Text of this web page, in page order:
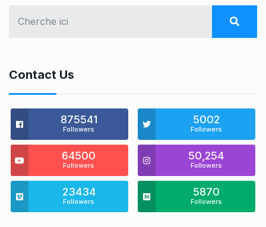
Contact Us
875541
Followers
5002
Followers
64500
Followers
50,254
Followers
23434
Followers
5870
Followers